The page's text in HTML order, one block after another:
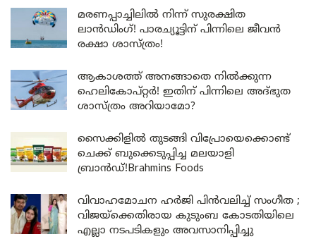
മരണപ്പാച്ചിലിൽ നിന്ന് സുരക്ഷിത
ലാൻഡിംഗ്! പാരച്യൂട്ടിന് പിന്നിലെ ജീവൻ
രക്ഷാ ശാസ്ത്രം!
ആകാശത്ത് അനങ്ങാതെ നില്‍ക്കുന്ന
ഹെലികോപ്റ്റര്‍! ഇതിന് പിന്നിലെ അദ്ഭുത
ശാസ്ത്രം അറിയാമോ?
സൈക്കിളിൽ തുടങ്ങി വിപ്രോയെക്കൊണ്ട്
ചെക്ക് ബുക്കെടുപ്പിച്ച മലയാളി
ബ്രാൻഡ്!Brahmins Foods
വിവാഹമോചന ഹർജി പിൻവലിച്ച് സംഗീത ;
വിജയ്ക്കെതിരായ കുടുംബ കോടതിയിലെ
എല്ലാ നടപടികളും അവസാനിപ്പിച്ചു